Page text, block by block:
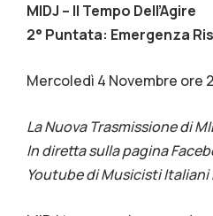
MIDJ – Il Tempo Dell’Agire
2° Puntata: Emergenza
Mercoledì 4 Novembre ore
La Nuova Trasmissione di
In diretta sulla pagina
Youtube di Musicisti Italiani